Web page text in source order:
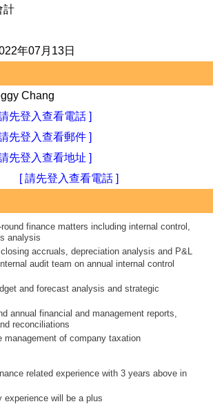
計
年07月13日
Chang
先登入查看電話 ]
先登入查看郵件 ]
先登入查看地址 ]
[ 請先登入查看電話 ]
finance matters including internal control,
analysis
accruals, depreciation analysis and P&L
audit team on annual internal control
and forecast analysis and strategic
annual financial and management reports,
reconciliations
management of company taxation
related experience with 3 years above in
experience will be a plus